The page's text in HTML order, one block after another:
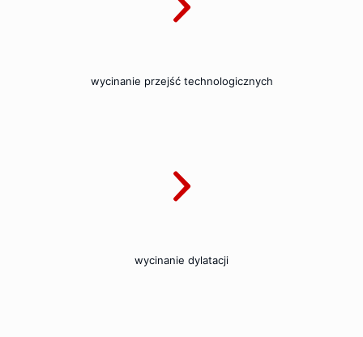
wycinanie przejść technologicznych
wycinanie dylatacji